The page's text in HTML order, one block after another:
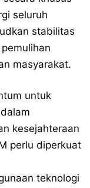
seluruh
stabilitas
masyarakat.
untuk
kesejahteraan
perlu diperkuat
teknologi